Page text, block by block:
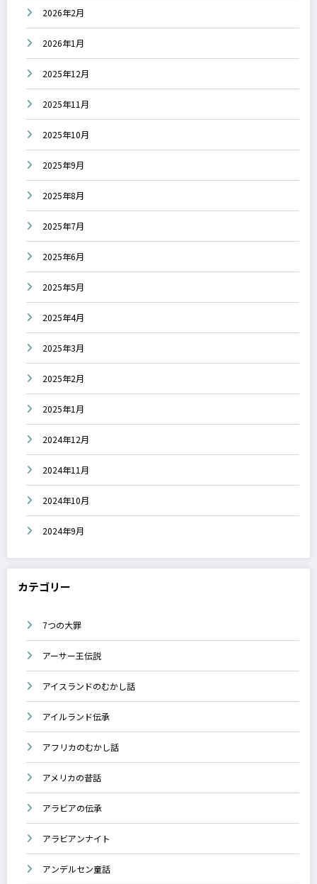
2026年2月
2026年1月
2025年12月
2025年11月
2025年10月
2025年9月
2025年8月
2025年7月
2025年6月
2025年5月
2025年4月
2025年3月
2025年2月
2025年1月
2024年12月
2024年11月
2024年10月
2024年9月
カテゴリー
7つの大罪
アーサー王伝説
アイスランドのむかし話
アイルランド伝承
アフリカのむかし話
アメリカの昔話
アラビアの伝承
アラビアンナイト
アンデルセン童話